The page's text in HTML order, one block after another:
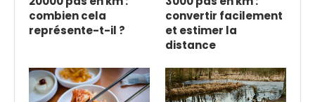
combien cela
représente-t-il ?
convertir facilement
et estimer la
distance